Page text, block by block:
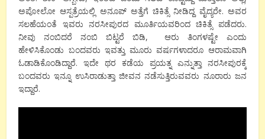
ಅಪೋಲೋ ಆಸ್ಪತ್ರೆಯಲ್ಲಿ ಅನೂಪ್ ಅತ್ತೆಗೆ ಚಿಕಿತ್ಸೆ ನೀಡಿದ್ದ ವೈದ್ಯರೇ. ಅವರ
ಸಲಹೆಯಂತೆ ಇವರು ನರಸೀಪುರದ ಮೂರ್ತಿಯವರಿಂದ ಚಿಕಿತ್ಸೆ ಪಡೆದರು.
ನೀವು ನಂಬಿದರೆ ನಂಬಿ ಬಿಟ್ಟರೆ ಬಿಡಿ, ಆರು ತಿಂಗಳಷ್ಟೇ ಎಂದು
ಹೇಳಿಸಿಕೊಂಡು ಬಂದವರು ಇವತ್ತು ಮೂರು ವರ್ಷಗಳಾದರೂ ಆರಾಮವಾಗಿ
ಓಡಾಡಿಕೊಂಡಿದ್ದಾರೆ. ಇದೇ ಥರ ಕಡೆಯ ಪ್ರಯತ್ನ ಎನ್ನುತ್ತಾ ನರಸೀಪುರಕ್ಕೆ
ಬಂದವರು ಇನ್ನೂ ಉಸಿರಾಡುತ್ತಾ ಜೀವನ ನಡೆಸುತ್ತಿರುವವರು ನೂರಾರು ಜನ
ಇದ್ದಾರೆ.